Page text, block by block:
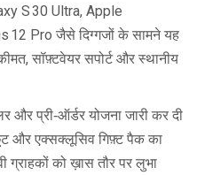
S 30 Ultra, Apple
12 Pro जैसे दिग्गजों के सामने यह
सॉफ़्टवेयर सपोर्ट और स्थानीय
और प्री‑ऑर्डर योजना जारी कर दी
और एक्सक्लूसिव गिफ़्ट पैक का
ग्राहकों को ख़ास तौर पर लुभा